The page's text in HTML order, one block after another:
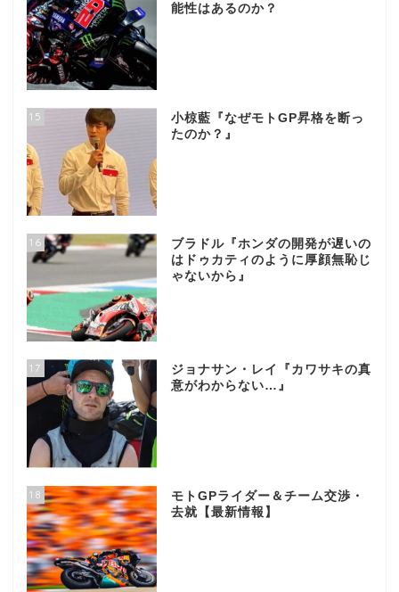
能性はあるのか？
15
小椋藍『なぜモトGP昇格を断っ
たのか？』
16
ブラドル『ホンダの開発が遅いの
はドゥカティのように厚顔無恥じ
ゃないから』
17
ジョナサン・レイ『カワサキの真
意がわからない…』
18
モトGPライダー＆チーム交渉・
去就【最新情報】